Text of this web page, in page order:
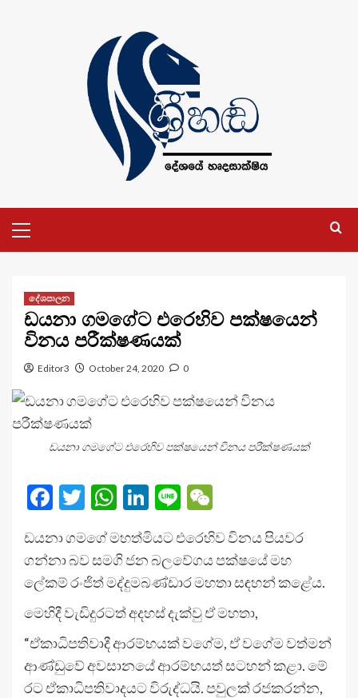
Menu
දේශපාලන
ඩයනා ගමගේට එරෙහිව පක්ෂයෙන්
විනය පරීක්ෂණයක්
Editor3 October 24, 2020 0
ඩයනා ගමගේට එරෙහිව පක්ෂයෙන් විනය පරීක්ෂණයක්
Facebook
Twitter
WhatsApp
LinkedIn
Line
ඩයනා ගමගේ මහත්මියට එරෙහිව විනය පියවර
ගන්නා බව සමගි ජන බලවේගය පක්ෂයේ මහ
ලේකම් රංජිත් මද්දුමබණ්ඩාර මහතා සඳහන් කළේය.
මෙහිදී වැඩිදුරටත් අදහස් දැක්වු ඒ මහතා,
“ඒකාධිපතිවාදී ආරම්භයක් වගේම, ඒ වගේම වත්මන්
ආණ්ඩුවේ අවසානයේ ආරම්භයත් සටහන් කළා. මේ
රට ඒකාධිපතිවාදයට විරුද්ධයි. පවුලක් රජකරන්න,